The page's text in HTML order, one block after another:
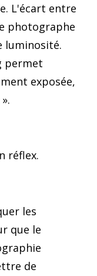
L'écart entre
photographe
luminosité.
permet
exposée,
réflex.
les
que le
de